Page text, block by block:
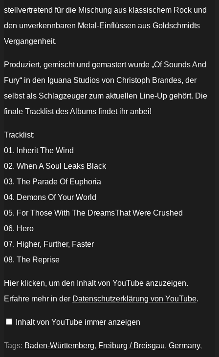
stellvertretend für die Mischung aus klassischem Rock und
den unverkennbaren Metal-Einflüssen aus Goldschmidts
Vergangenheit.
Produziert, gemischt und gemastert wurde „Of Sounds And
Fury“ in den Iguana Studios von Christoph Brandes, der
selbst als Schlagzeuger zum aktuellen Line-Up gehört. Die
finale Tracklist des Albums findet ihr anbei!
Tracklist:
01. Inherit The Wind
02. When A Soul Leaks Black
03. The Parade Of Euphoria
04. Demons Of Your World
05. For Those With The DreamsThat Were Crushed
06. Hero
07. Higher, Further, Faster
08. The Reprise
„GOLDSMITH
–
(official
YouTube
Hier klicken, um den Inhalt von YouTube anzuzeigen.
Erfahre mehr in der Datenschutzerklärung von YouTube.
Inhalt von YouTube immer anzeigen
Tags: Baden-Württemberg, Freiburg / Breisgau, Germany,